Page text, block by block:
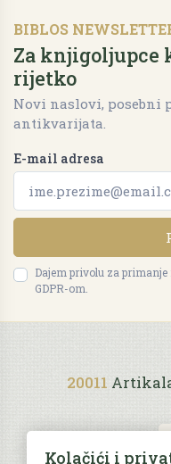
BIBLOS
Za knjigoljupce
rijetko
Novi naslovi, posebni
antikvarijata.
E-mail adresa
Dajem privolu za
GDPR-om.
20011
Kolačići i